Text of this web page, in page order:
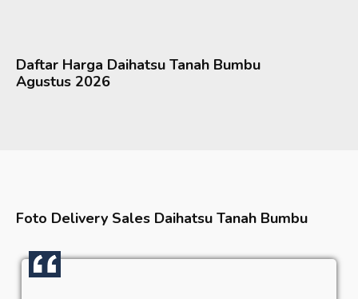
Daftar Harga Daihatsu Tanah Bumbu
Agustus 2026
Foto Delivery Sales Daihatsu Tanah Bumbu